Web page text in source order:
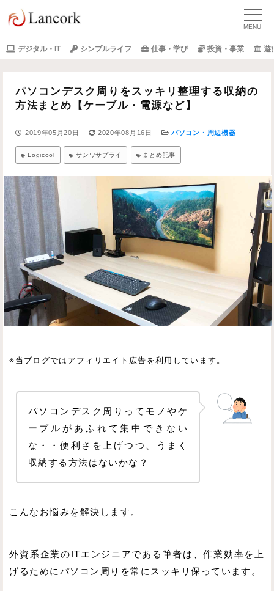
デジタル・IT シンプルライフ 仕事・学び 投資・事業 遊
パソコンデスク周りをスッキリ整理する収納の
方法まとめ【ケーブル・電源など】
2019年05月20日 2020年08月16日 パソコン・周辺機器
Logicool サンワサプライ まとめ記事
※当ブログではアフィリエイト広告を利用しています。
パソコンデスク周りってモノやケ
ーブルがあふれて集中できない
な・・便利さを上げつつ、うまく
収納する方法はないかな？
こんなお悩みを解決します。
外資系企業のITエンジニアである筆者は、作業効率を上
げるためにパソコン周りを常にスッキリ保っています。